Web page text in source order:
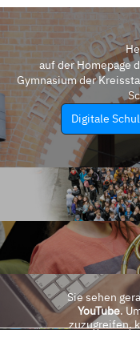
auf der Homepage
Gymnasium der
Digitale
Sie sehen
YouTube.
zuzugreifen,